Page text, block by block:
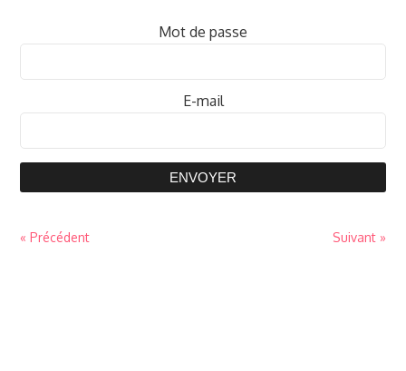
Mot de passe
E-mail
ENVOYER
« Précédent Suivant »